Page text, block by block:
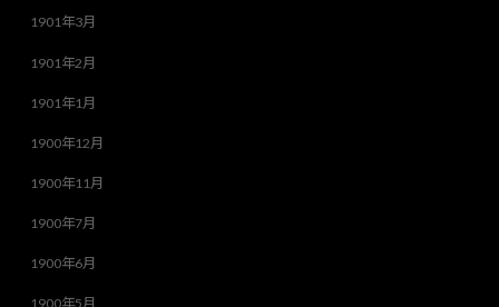
1901年3月
1901年2月
1901年1月
1900年12月
1900年11月
1900年7月
1900年6月
1900年5月